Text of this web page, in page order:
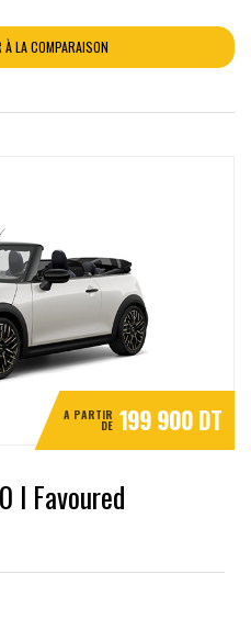
À LA COMPARAISON
A PARTIR
DE 199 900 DT
l Favoured